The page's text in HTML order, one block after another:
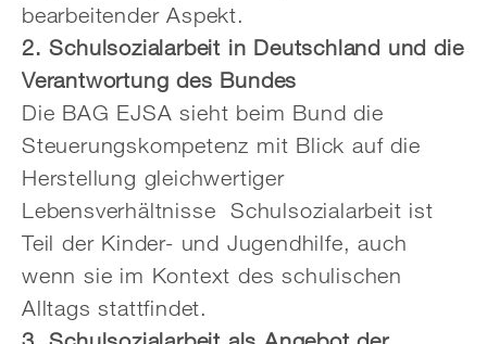
bearbeitender Aspekt.
2. Schulsozialarbeit in Deutschland und die
Verantwortung des Bundes
Die BAG EJSA sieht beim Bund die
Steuerungskompetenz mit Blick auf die
Herstellung gleichwertiger
Lebensverhältnisse Schulsozialarbeit ist
Teil der Kinder- und Jugendhilfe, auch
wenn sie im Kontext des schulischen
Alltags stattfindet.